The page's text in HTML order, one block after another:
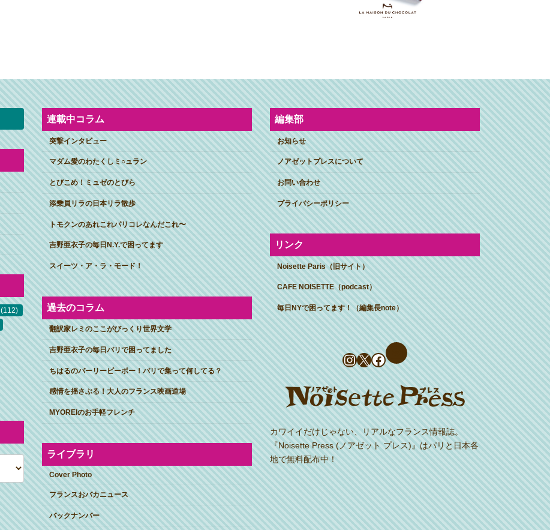
(112)
連載中コラム
突撃インタビュー
マダム愛のわたくしミ○ュラン
とびこめ！ミュゼのとびら
添乗員リラの日本リラ散歩
トモクンのあれこれパリコレなんだこれ〜
吉野亜衣子の毎日N.Y.で困ってます
スイーツ・ア・ラ・モード！
過去のコラム
翻訳家レミのここがびっくり世界文学
吉野亜衣子の毎日パリで困ってました
ちはるのパーリーピーポー！パリで集って何してる？
感情を揺さぶる！大人のフランス映画道場
MYOREIのお手軽フレンチ
ライブラリ
Cover Photo
フランスおバカニュース
バックナンバー
編集部
お知らせ
ノアゼットプレスについて
お問い合わせ
プライバシーポリシー
リンク
Noisette Paris（旧サイト）
CAFE NOISETTE（podcast）
毎日NYで困ってます！（編集長note）
Instagram
X Facebook
カワイイだけじゃない、リアルなフランス情報誌。
『Noisette Press (ノアゼット プレス)』はパリと日本各
地で無料配布中！